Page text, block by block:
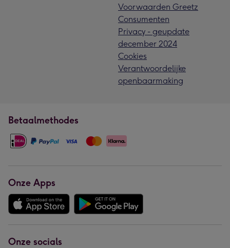
Voorwaarden Greetz
Consumenten
Privacy - geupdate
december 2024
Cookies
Verantwoordelijke
openbaarmaking
Betaalmethodes
Onze Apps
Onze socials